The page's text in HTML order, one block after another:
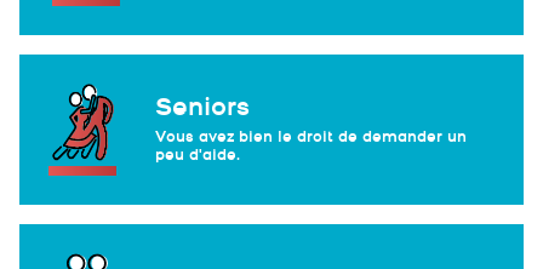
Seniors
Vous avez bien le droit de demander un
peu d'aide.